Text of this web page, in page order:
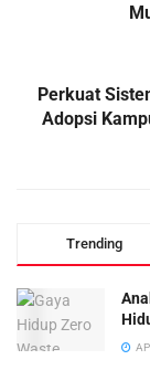
Perkuat
Adopsi
Trending